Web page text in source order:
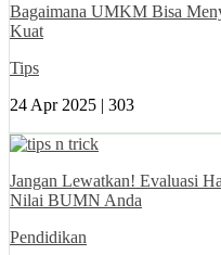
Bagaimana UMKM Bisa
Kuat
Tips
24 Apr 2025 | 303
Jangan Lewatkan! Evaluasi
Nilai BUMN Anda
Pendidikan